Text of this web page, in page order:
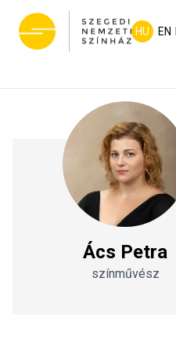
HU EN
Ács Petra
színművész